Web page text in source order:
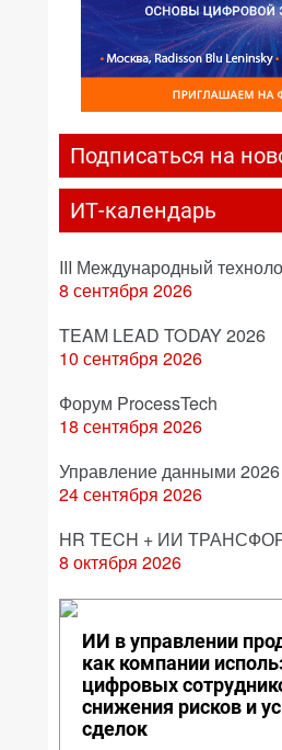
Подписаться на
ИТ-календарь
III Международный
8 сентября 2026
TEAM LEAD TODAY 2026
10 сентября 2026
Форум ProcessTech
18 сентября 2026
Управление данными 2026
24 сентября 2026
HR TECH + ИИ
8 октября 2026
ИИ в управлении
как компании
цифровых
снижения рисков и
сделок